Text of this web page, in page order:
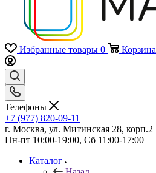
Избранные товары 0 Корзина
Телефоны
+7 (977) 820-09-11
г. Москва, ул. Митинская 28, корп.2
Пн-пт 10:00-19:00, Сб 11:00-17:00
Каталог